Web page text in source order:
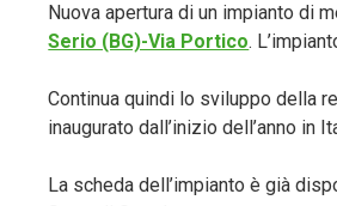
Nuova apertura di un impianto di
Serio (BG)-Via Portico.
Continua quindi lo sviluppo della
inaugurato dall’inizio dell’anno in
La scheda dell’impianto è già